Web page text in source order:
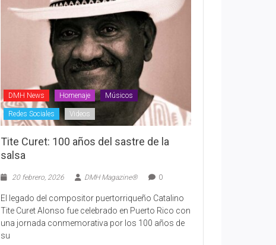
DMH News Homenaje Músicos
Redes Sociales Videos
Tite Curet: 100 años del sastre de la
salsa
20 febrero, 2026 DMH Magazine® 0
El legado del compositor puertorriqueño Catalino
Tite Curet Alonso fue celebrado en Puerto Rico con
una jornada conmemorativa por los 100 años de
su